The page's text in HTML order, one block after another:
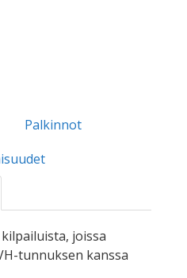
Palkinnot
joissa
tunnuksen kanssa